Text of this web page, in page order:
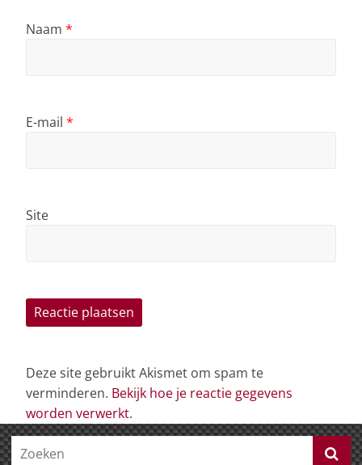
Naam *
E-mail *
Site
Deze site gebruikt Akismet om spam te
verminderen. Bekijk hoe je reactie gegevens
worden verwerkt.